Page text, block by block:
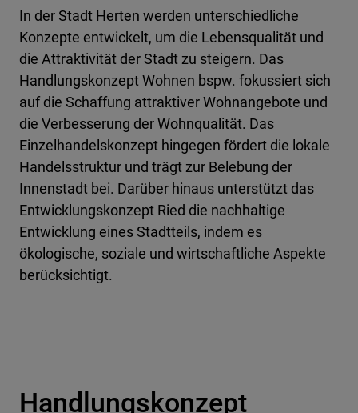
In der Stadt Herten werden unterschiedliche
Konzepte entwickelt, um die Lebensqualität und
die Attraktivität der Stadt zu steigern. Das
Handlungskonzept Wohnen bspw. fokussiert sich
auf die Schaffung attraktiver Wohnangebote und
die Verbesserung der Wohnqualität. Das
Einzelhandelskonzept hingegen fördert die lokale
Handelsstruktur und trägt zur Belebung der
Innenstadt bei. Darüber hinaus unterstützt das
Entwicklungskonzept Ried die nachhaltige
Entwicklung eines Stadtteils, indem es
ökologische, soziale und wirtschaftliche Aspekte
berücksichtigt.
Handlungskonzept